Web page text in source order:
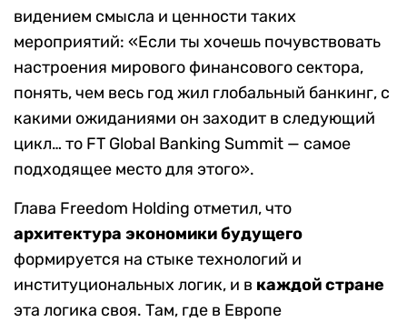
видением смысла и ценности таких
мероприятий: «Если ты хочешь почувствовать
настроения мирового финансового сектора,
понять, чем весь год жил глобальный банкинг, с
какими ожиданиями он заходит в следующий
цикл… то FT Global Banking Summit — самое
подходящее место для этого».
Глава Freedom Holding отметил, что
архитектура экономики будущего
формируется на стыке технологий и
институциональных логик, и в каждой стране
эта логика своя. Там, где в Европе